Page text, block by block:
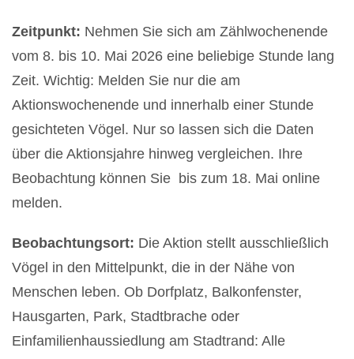
Zeitpunkt: Nehmen Sie sich am Zählwochenende
vom 8. bis 10. Mai 2026 eine beliebige Stunde lang
Zeit. Wichtig: Melden Sie nur die am
Aktionswochenende und innerhalb einer Stunde
gesichteten Vögel. Nur so lassen sich die Daten
über die Aktionsjahre hinweg vergleichen. Ihre
Beobachtung können Sie bis zum 18. Mai online
melden.
Beobachtungsort: Die Aktion stellt ausschließlich
Vögel in den Mittelpunkt, die in der Nähe von
Menschen leben. Ob Dorfplatz, Balkonfenster,
Hausgarten, Park, Stadtbrache oder
Einfamilienhaussiedlung am Stadtrand: Alle